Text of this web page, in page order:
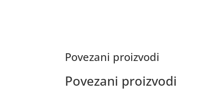
Povezani proizvodi
Povezani proizvodi